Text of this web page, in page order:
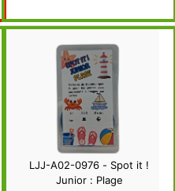
LJJ-A02-0976 - Spot it !
Junior : Plage